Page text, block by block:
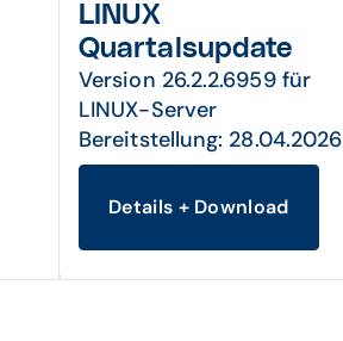
LINUX
Quartalsupdate
Version 26.2.2.6959 für
LINUX-Server
Bereitstellung: 28.04.2026
Details + Download